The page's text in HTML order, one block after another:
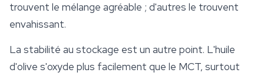
trouvent le mélange agréable ; d'autres le trouvent
envahissant.
La stabilité au stockage est un autre point. L'huile
d'olive s'oxyde plus facilement que le MCT, surtout